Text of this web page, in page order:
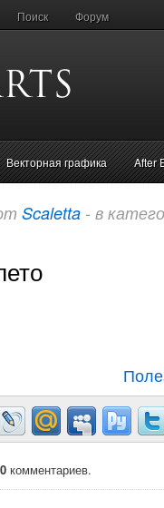
Поиск Форум
Векторная графика After
Scaletta - в
0 комментариев.